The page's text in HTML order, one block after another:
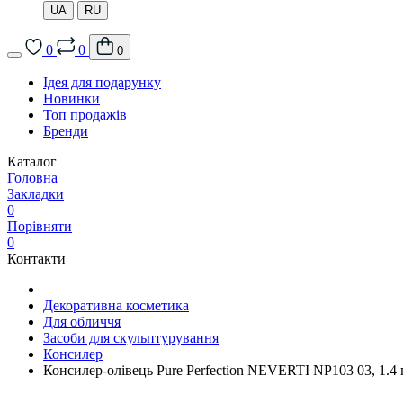
UA RU
0 0 0
Ідея для подарунку
Новинки
Топ продажів
Бренди
Каталог
Головна
Закладки
0
Порівняти
0
Контакти
Декоративна косметика
Для обличчя
Засоби для скульптурування
Консилер
Консилер-олівець Pure Perfection NEVERTI NP103 03, 1.4